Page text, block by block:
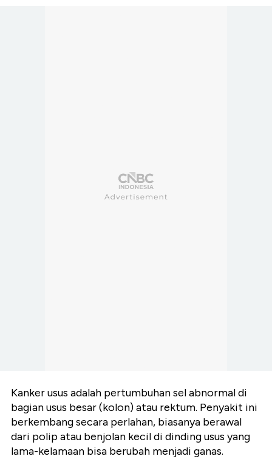
Kanker usus adalah pertumbuhan sel abnormal di
bagian usus besar (kolon) atau rektum. Penyakit ini
berkembang secara perlahan, biasanya berawal
dari polip atau benjolan kecil di dinding usus yang
lama-kelamaan bisa berubah menjadi ganas.